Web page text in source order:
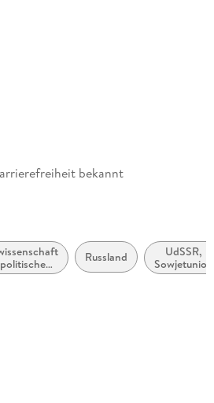
bekannt
Russland
UdSSR,
Sowjetunion